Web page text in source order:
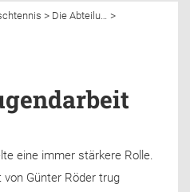
> Die Abteilung >
eine immer stärkere Rolle.
von Günter Röder trug